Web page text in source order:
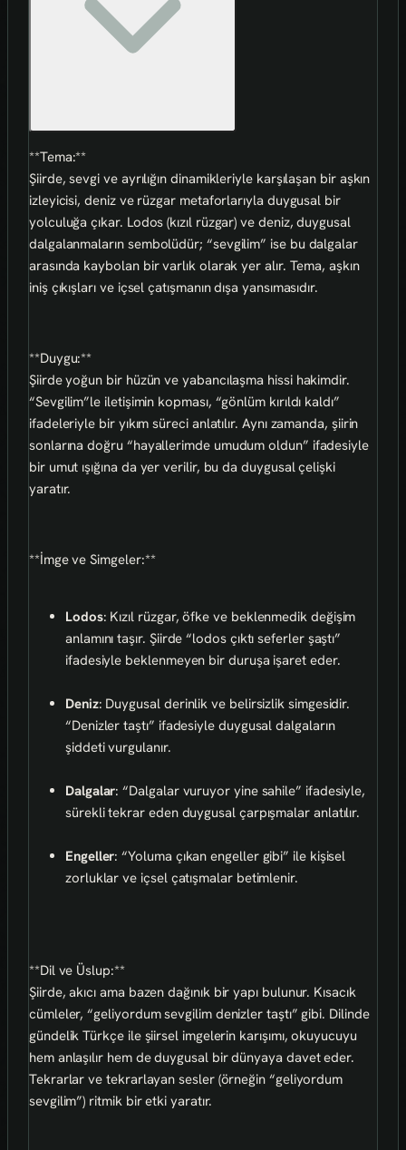
**Tema:**
Şiirde, sevgi ve ayrılığın dinamikleriyle karşılaşan bir aşkın
izleyicisi, deniz ve rüzgar metaforlarıyla duygusal bir
yolculuğa çıkar. Lodos (kızıl rüzgar) ve deniz, duygusal
dalgalanmaların sembolüdür; “sevgilim” ise bu dalgalar
arasında kaybolan bir varlık olarak yer alır. Tema, aşkın
iniş çıkışları ve içsel çatışmanın dışa yansımasıdır.
**Duygu:**
Şiirde yoğun bir hüzün ve yabancılaşma hissi hakimdir.
“Sevgilim”le iletişimin kopması, “gönlüm kırıldı kaldı”
ifadeleriyle bir yıkım süreci anlatılır. Aynı zamanda, şiirin
sonlarına doğru “hayallerimde umudum oldun” ifadesiyle
bir umut ışığına da yer verilir, bu da duygusal çelişki
yaratır.
**İmge ve Simgeler:**
Lodos: Kızıl rüzgar, öfke ve beklenmedik değişim
anlamını taşır. Şiirde “lodos çıktı seferler şaştı”
ifadesiyle beklenmeyen bir duruşa işaret eder.
Deniz: Duygusal derinlik ve belirsizlik simgesidir.
“Denizler taştı” ifadesiyle duygusal dalgaların
şiddeti vurgulanır.
Dalgalar: “Dalgalar vuruyor yine sahile” ifadesiyle,
sürekli tekrar eden duygusal çarpışmalar anlatılır.
Engeller: “Yoluma çıkan engeller gibi” ile kişisel
zorluklar ve içsel çatışmalar betimlenir.
**Dil ve Üslup:**
Şiirde, akıcı ama bazen dağınık bir yapı bulunur. Kısacık
cümleler, “geliyordum sevgilim denizler taştı” gibi. Dilinde
gündelik Türkçe ile şiirsel imgelerin karışımı, okuyucuyu
hem anlaşılır hem de duygusal bir dünyaya davet eder.
Tekrarlar ve tekrarlayan sesler (örneğin “geliyordum
sevgilim”) ritmik bir etki yaratır.